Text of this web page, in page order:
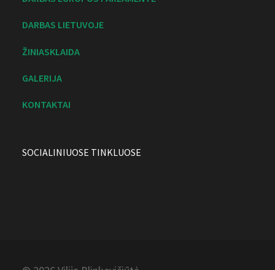
DARBAS LIETUVOJE
ŽINIASKLAIDA
GALERIJA
KONTAKTAI
SOCIALINIUOSE TINKLUOSE